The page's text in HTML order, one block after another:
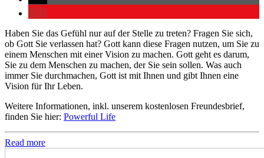
Haben Sie das Gefühl nur auf der Stelle zu treten? Fragen Sie sich,
ob Gott Sie verlassen hat? Gott kann diese Fragen nutzen, um Sie zu
einem Menschen mit einer Vision zu machen. Gott geht es darum,
Sie zu dem Menschen zu machen, der Sie sein sollen. Was auch
immer Sie durchmachen, Gott ist mit Ihnen und gibt Ihnen eine
Vision für Ihr Leben.
Weitere Informationen, inkl. unserem kostenlosen Freundesbrief,
finden Sie hier: Powerful Life
Read more